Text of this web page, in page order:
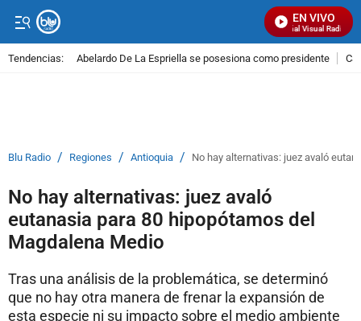
EN VIVO
Señal Visual Radio
Tendencias: Abelardo De La Espriella se posesiona como presidente
Blu Radio / Regiones / Antioquia / No hay alternativas: juez avaló
No hay alternativas: juez avaló
eutanasia para 80 hipopótamos del
Magdalena Medio
Tras una análisis de la problemática, se determinó
que no hay otra manera de frenar la expansión de
esta especie ni su impacto sobre el medio ambiente